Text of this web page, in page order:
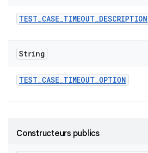
TEST_CASE_TIMEOUT_DESCRIPTION
String
TEST_CASE_TIMEOUT_OPTION
Constructeurs publics